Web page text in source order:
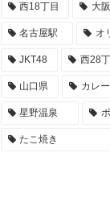
西18丁目 大阪
名古屋駅 オ
JKT48 西28
山口県 カレー
星野温泉
たこ焼き